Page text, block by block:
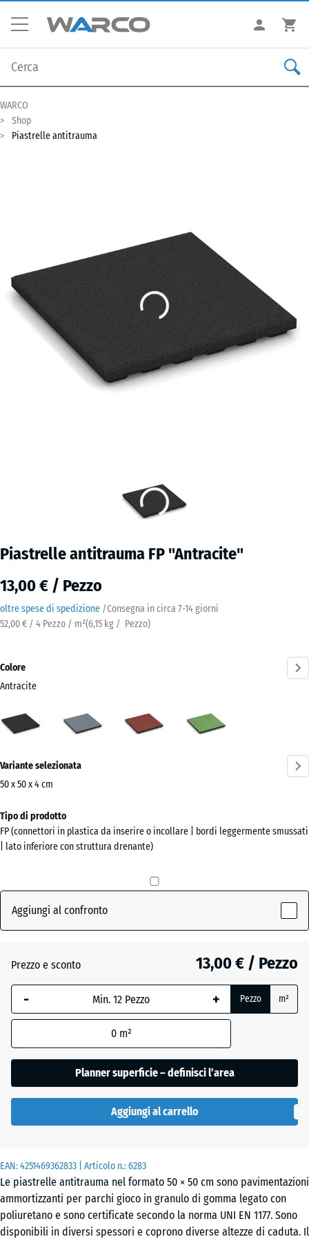
WARCO
Shop
Piastrelle antitrauma
Piastrelle antitrauma FP "Antracite"
13,00 € / Pezzo
oltre spese di spedizione /Consegna in circa 7-14 giorni
52,00 € / 4 Pezzo / m²(6,15 kg / Pezzo)
EAN:4251469362833 | Articolo n.:6283
Le piastrelle antitrauma nel formato 50 × 50 cm sono pavimentazioni
ammortizzanti per parchi gioco in granulo di gomma legato con
poliuretano e sono certificate secondo la norma UNI EN 1177. Sono
disponibili in diversi spessori e coprono diverse altezze di caduta. Il
Colore
Antracite
(active)
grafite
pomodoro
informazioni
sui
Mostra
la
Antracite(active)
+ 0,50 €
+ 0,50 €
Variante selezionata
50 x 50 x 4 cm
Dimensioni
per
la
x
500
La
dimensione
selezionata,
in blu,
utilizzata
per il
diversa
indicazione
nei dati del
prodotto).
Tipo di prodotto
FP (connettori in plastica da inserire o incollare | bordi leggermente smussati
| lato inferiore con struttura drenante)
Aggiungi al confronto
Prezzo e sconto 13,00 € / Pezzo
- + Pezzo m²
0 m²
Planner superficie – definisci l’area
Aggiungi al carrello